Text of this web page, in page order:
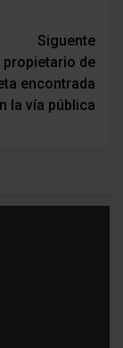
Siguente
propietario de
encontrada
la vía pública